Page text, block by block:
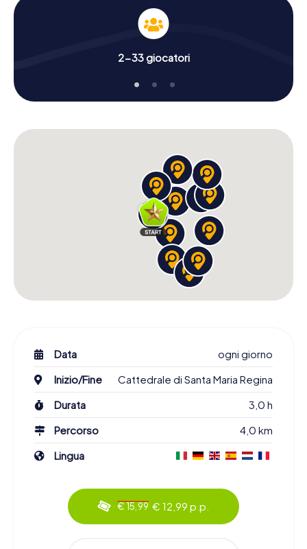
2-33 giocatori
Data
ogni giorno
Inizio/Fine
Cattedrale di Santa Maria Regina
Durata
3,0 h
Percorso
4,0 km
Lingua
€ 15,99 € 12,99 p.p.